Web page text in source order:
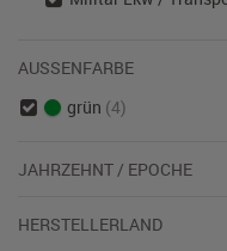
AUSSENFARBE
grün (4)
JAHRZEHNT / EPOCHE
HERSTELLERLAND